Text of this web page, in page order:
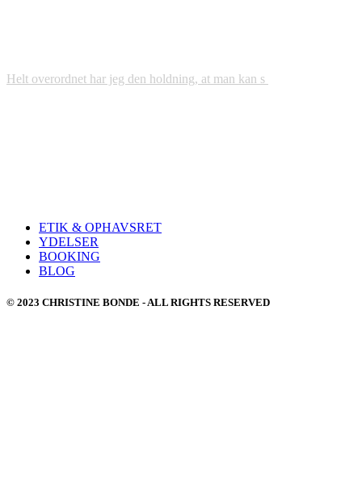
Helt overordnet har jeg den holdning, at man kan s
ETIK & OPHAVSRET
YDELSER
BOOKING
BLOG
© 2023 CHRISTINE BONDE - ALL RIGHTS RESERVED